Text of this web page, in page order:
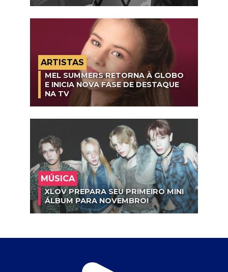
ARTISTAS
MEL SUMMERS RETORNA À GLOBO
E INICIA NOVA FASE DE DESTAQUE
NA TV
MÚSICA
XLOV PREPARA SEU PRIMEIRO MINI
ÁLBUM PARA NOVEMBRO!